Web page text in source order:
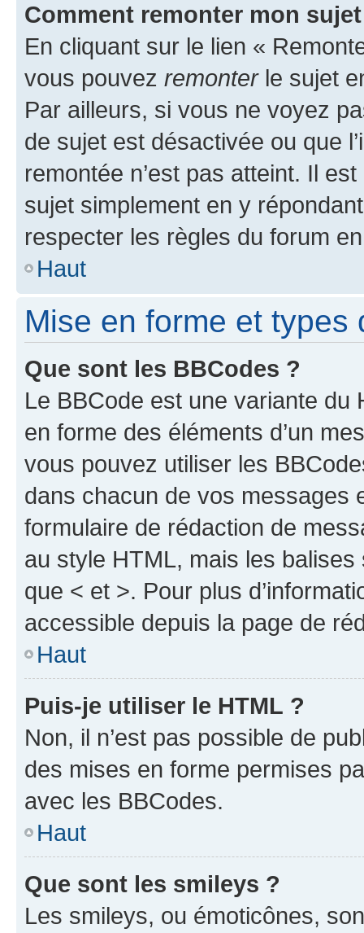
Comment remonter mon
En cliquant sur le lien «
vous pouvez remonterle sujet
Par ailleurs, si vous ne voyez
de sujet est désactivée ou que
remontée n’est pas atteint. Il
sujet simplement en y
respecter les règles du forum
Haut
Mise en forme et types
Que sont les BBCodes ?
Le BBCode est une variante du
en forme des éléments d’un
vous pouvez utiliser les
dans chacun de vos messages
formulaire de rédaction de
au style HTML, mais les
que < et >. Pour plus
accessible depuis la page de
Haut
Puis-je utiliser le HTML ?
Non, il n’est pas possible de
des mises en forme permises
avec les BBCodes.
Haut
Que sont les smileys ?
Les smileys, ou émoticônes,